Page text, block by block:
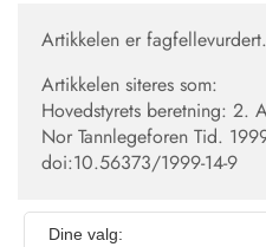
Artikkelen er fagfellevurdert.
Artikkelen siteres som:
Hovedstyrets beretning: 2.
Nor Tannlegeforen Tid.
doi:10.56373/1999-14-9
Dine valg: